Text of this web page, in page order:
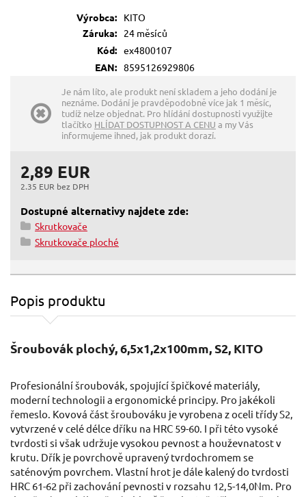
Výrobca:
KITO
Záruka:
24 měsíců
Kód: ex4800107
EAN: 8595126929806
Je nám líto, ale produkt není skladem a jeho dodání je
neznáme. Dodání je pravděpodobně více jak 1 měsíc,
tudíž nelze objednat. Pro hlídání dostupnosti využijte
tlačítko HLÍDAT DOSTUPNOST A CENU a my Vás
informujeme ihned, jak produkt dorazí.
2,89 EUR
2.35 EUR bez DPH
Dostupné alternativy najdete zde:
Skrutkovače
Skrutkovače ploché
Popis produktu
Šroubovák plochý, 6,5x1,2x100mm, S2, KITO
Profesionální šroubovák, spojující špičkové materiály,
moderní technologii a ergonomické principy. Pro jakékoli
řemeslo. Kovová část šroubováku je vyrobena z oceli třídy S2,
vytvrzené v celé délce dříku na HRC 59-60. I při této vysoké
tvrdosti si však udržuje vysokou pevnost a houževnatost v
krutu. Dřík je povrchově upravený tvrdochromem se
saténovým povrchem. Vlastní hrot je dále kalený do tvrdosti
HRC 61-62 při zachování pevnosti v rozsahu 12,5-14,0Nm. Pro